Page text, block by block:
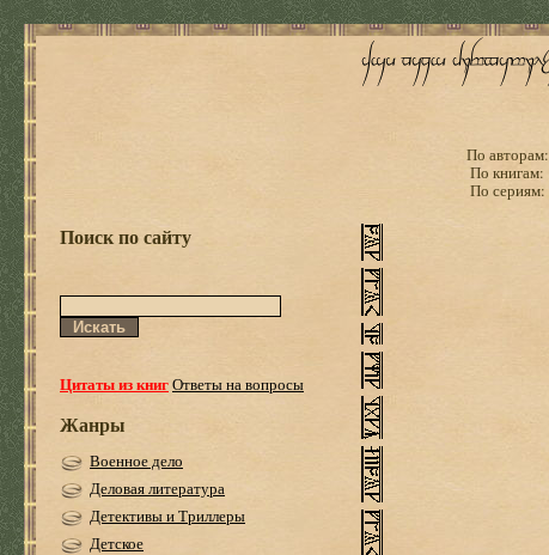
По авторам:
По книгам:
По сериям:
Поиск по сайту
Цитаты из книгОтветы на вопросы
Жанры
Военное дело
Деловая литература
Детективы и Триллеры
Детское